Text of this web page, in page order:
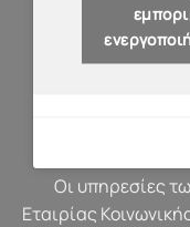
Οι υπηρεσίες
Εταιρίας